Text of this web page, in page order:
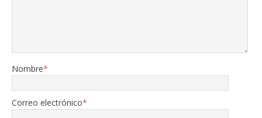
Nombre*
Correo electrónico*